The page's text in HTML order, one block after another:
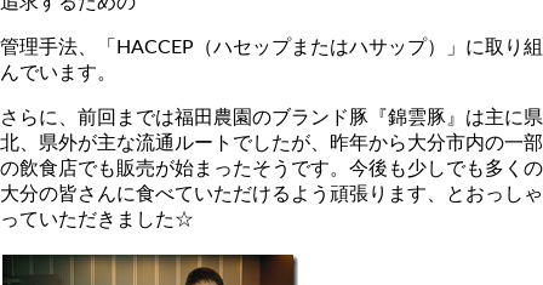
管理手法、「HACCEP（ハセップまたはハサップ）」に取り組
んでいます。
さらに、前回までは福田農園のブランド豚『錦雲豚』は主に県
北、県外が主な流通ルートでしたが、昨年から大分市内の一部
の飲食店でも販売が始まったそうです。今後も少しでも多くの
大分の皆さんに食べていただけるよう頑張ります、とおっしゃ
っていただきました☆